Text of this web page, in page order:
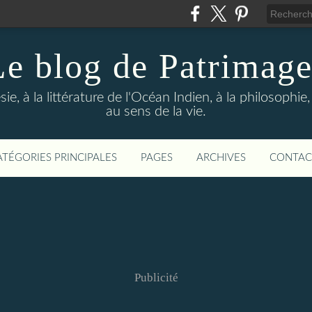
blog de
à la littérature de l'Océan Indien, à la
au sens de la vie.
PRINCIPALES PAGES ARCHIVES
Publicité